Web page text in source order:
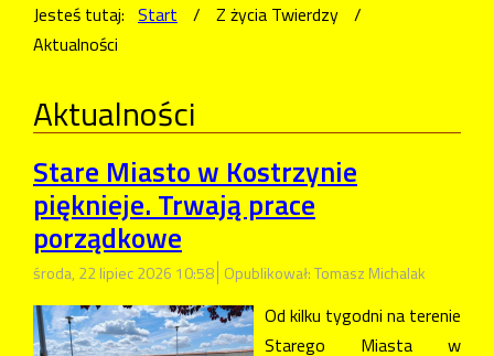
Jesteś tutaj: Start / Z życia Twierdzy /
Aktualności
Aktualności
Stare Miasto w Kostrzynie
pięknieje. Trwają prace
porządkowe
środa, 22 lipiec 2026 10:58 Opublikował: Tomasz Michalak
Od kilku tygodni na terenie
Starego Miasta w